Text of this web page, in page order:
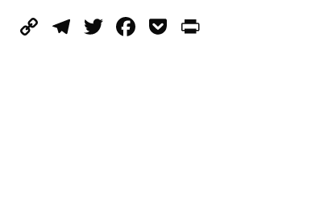
CopyTelegram
Twitter
Facebook
Pocket